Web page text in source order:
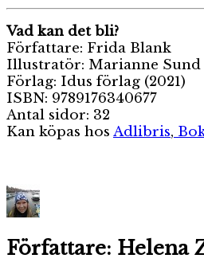
Vad kan det bli?
Författare: Frida Blank
Illustratör: Marianne Sund
Förlag: Idus förlag (2021)
ISBN: 9789176340677
Antal sidor: 32
Kan köpas hos Adlibris,
Författare: Helena